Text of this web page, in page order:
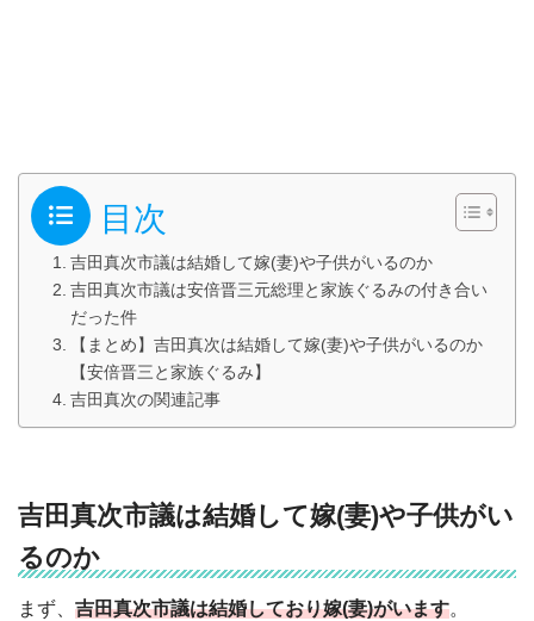
目次
吉田真次市議は結婚して嫁(妻)や子供がいるのか
吉田真次市議は安倍晋三元総理と家族ぐるみの付き合い
だった件
【まとめ】吉田真次は結婚して嫁(妻)や子供がいるのか
【安倍晋三と家族ぐるみ】
吉田真次の関連記事
吉田真次市議は結婚して嫁(妻)や子供がい
るのか
まず、 吉田真次市議は結婚しており嫁(妻)がいます。